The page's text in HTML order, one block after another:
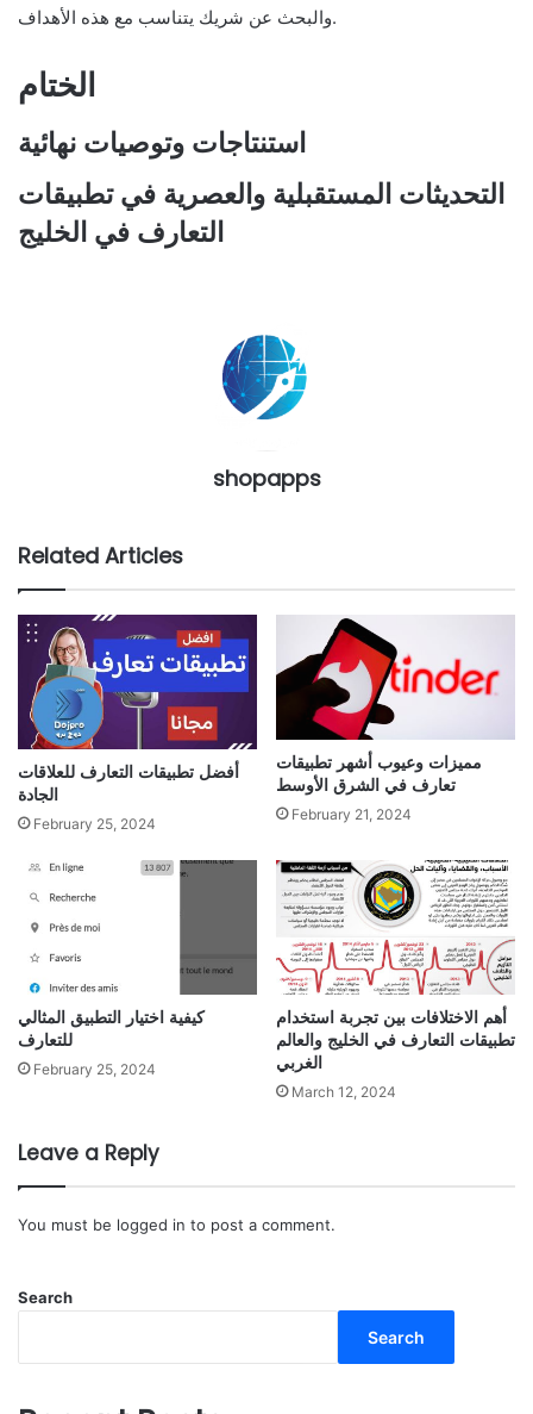
والبحث عن شريك يتناسب مع هذه الأهداف.
الختام
استنتاجات وتوصيات نهائية
التحديثات المستقبلية والعصرية في تطبيقات
التعارف في الخليج
shopapps
Related Articles
أفضل تطبيقات التعارف للعلاقات
الجادة
February 25, 2024
مميزات وعيوب أشهر تطبيقات
تعارف في الشرق الأوسط
February 21, 2024
كيفية اختيار التطبيق المثالي
للتعارف
February 25, 2024
أهم الاختلافات بين تجربة استخدام
تطبيقات التعارف في الخليج والعالم
الغربي
March 12, 2024
Leave a Reply
You must be logged in to post a comment.
Search
Search